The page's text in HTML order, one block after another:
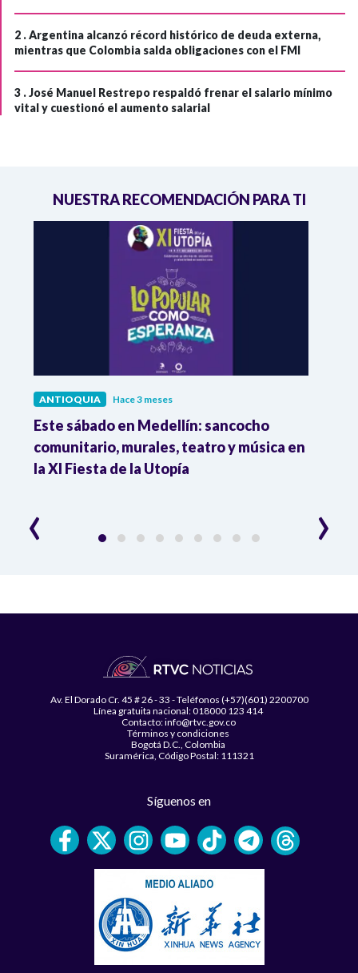
2 .Argentina alcanzó récord histórico de deuda externa,
mientras que Colombia salda obligaciones con el FMI
3 .José Manuel Restrepo respaldó frenar el salario mínimo
vital y cuestionó el aumento salarial
NUESTRA RECOMENDACIÓN PARA TI
ANTIOQUIA Hace 3 meses
Este sábado en Medellín: sancocho
comunitario, murales, teatro y música en
la XI Fiesta de la Utopía
‹ ›
Av. El Dorado Cr. 45 # 26 - 33 - Teléfonos (+57)(601) 2200700
Línea gratuita nacional: 018000 123 414
Contacto: info@rtvc.gov.co
Términos y condiciones
Bogotá D.C., Colombia
Suramérica, Código Postal: 111321
Síguenos en